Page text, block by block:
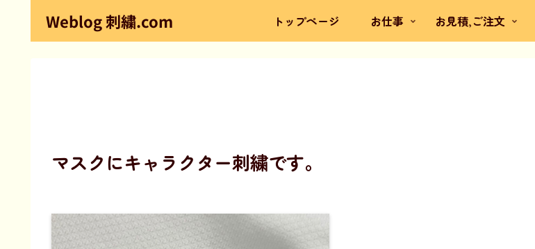
Weblog 刺繍.com トップページ お仕事 お見積,ご注文
マスクにキャラクター刺繍です。